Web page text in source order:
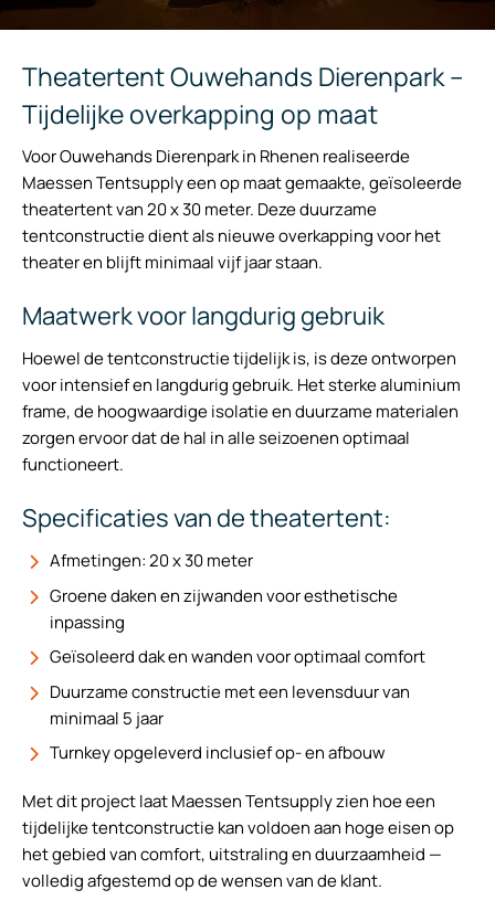
Theatertent Ouwehands Dierenpark –
Tijdelijke overkapping op maat
Voor Ouwehands Dierenpark in Rhenen realiseerde
Maessen Tentsupply een op maat gemaakte, geïsoleerde
theatertent van 20 x 30 meter. Deze duurzame
tentconstructie dient als nieuwe overkapping voor het
theater en blijft minimaal vijf jaar staan.
Maatwerk voor langdurig gebruik
Hoewel de tentconstructie tijdelijk is, is deze ontworpen
voor intensief en langdurig gebruik. Het sterke aluminium
frame, de hoogwaardige isolatie en duurzame materialen
zorgen ervoor dat de hal in alle seizoenen optimaal
functioneert.
Specificaties van de theatertent:
Afmetingen: 20 x 30 meter
Groene daken en zijwanden voor esthetische
inpassing
Geïsoleerd dak en wanden voor optimaal comfort
Duurzame constructie met een levensduur van
minimaal 5 jaar
Turnkey opgeleverd inclusief op- en afbouw
Met dit project laat Maessen Tentsupply zien hoe een
tijdelijke tentconstructie kan voldoen aan hoge eisen op
het gebied van comfort, uitstraling en duurzaamheid —
volledig afgestemd op de wensen van de klant.